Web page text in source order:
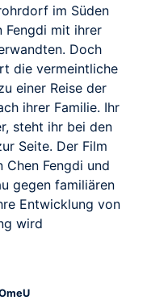
im Süden
Fengdi mit ihrer
Doch
die vermeintliche
einer Reise der
ihrer Familie. Ihr
steht ihr bei den
Seite. Der Film
Fengdi und
gegen familiären
Entwicklung von
wird